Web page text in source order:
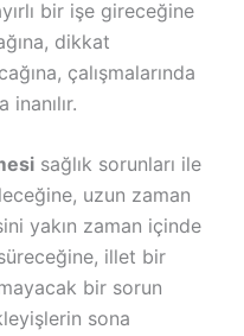
bir işe gireceğine
dikkat
çalışmalarında
sağlık sorunları ile
uzun zaman
yakın zaman içinde
illet bir
bir sorun
sona